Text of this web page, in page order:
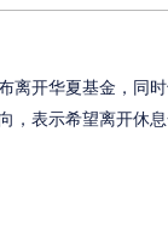
离开华夏基金，同
，表示希望离开休